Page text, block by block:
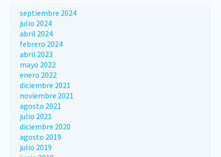
septiembre 2024
julio 2024
abril 2024
febrero 2024
abril 2023
mayo 2022
enero 2022
diciembre 2021
noviembre 2021
agosto 2021
julio 2021
diciembre 2020
agosto 2019
julio 2019